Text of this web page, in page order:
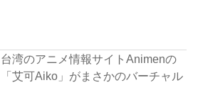
台湾のアニメ情報サイトAnimenの
「艾可Aiko」がまさかのバーチャル